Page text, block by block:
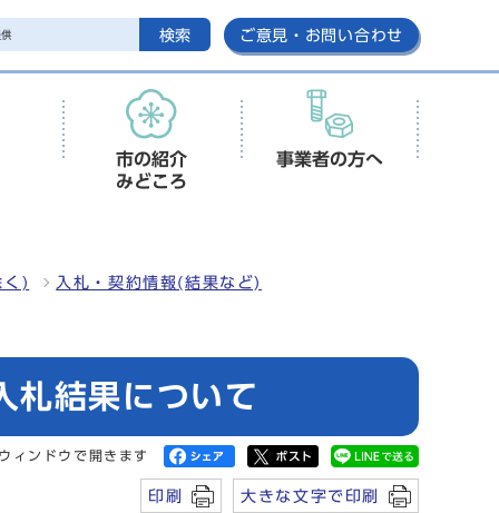
検索 ご意見・お問い合わせ
市の紹介
みどころ
事業者の方へ
く) 入札・契約情報(結果など)
札結果について
ィンドウで開きます
印刷 大きな文字で印刷